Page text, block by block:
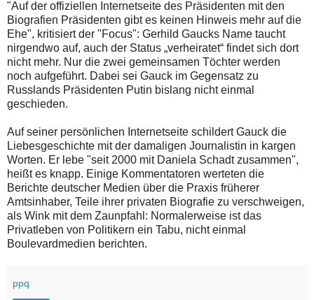
"Auf der offiziellen Internetseite des Präsidenten mit den
Biografien Präsidenten gibt es keinen Hinweis mehr auf die
Ehe", kritisiert der "Focus": Gerhild Gaucks Name taucht
nirgendwo auf, auch der Status „verheiratet“ findet sich dort
nicht mehr. Nur die zwei gemeinsamen Töchter werden
noch aufgeführt. Dabei sei Gauck im Gegensatz zu
Russlands Präsidenten Putin bislang nicht einmal
geschieden.
Auf seiner persönlichen Internetseite schildert Gauck die
Liebesgeschichte mit der damaligen Journalistin in kargen
Worten. Er lebe "seit 2000 mit Daniela Schadt zusammen",
heißt es knapp. Einige Kommentatoren werteten die
Berichte deutscher Medien über die Praxis früherer
Amtsinhaber, Teile ihrer privaten Biografie zu verschweigen,
als Wink mit dem Zaunpfahl: Normalerweise ist das
Privatleben von Politikern ein Tabu, nicht einmal
Boulevardmedien berichten.
ppq